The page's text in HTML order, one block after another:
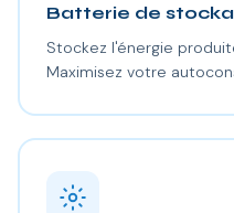
Batterie de
Stockez l'énergie
Maximisez votre